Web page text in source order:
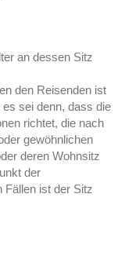
an dessen Sitz
den Reisenden ist
sei denn, dass die
richtet, die nach
gewöhnlichen
deren Wohnsitz
der
Fällen ist der Sitz